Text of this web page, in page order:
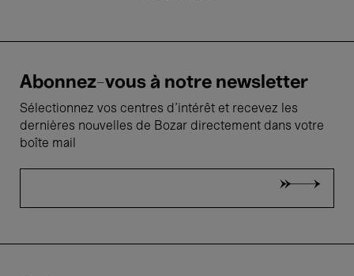
Abonnez-vous à notre newsletter
Sélectionnez vos centres d'intérêt et recevez les
dernières nouvelles de Bozar directement dans votre
boîte mail